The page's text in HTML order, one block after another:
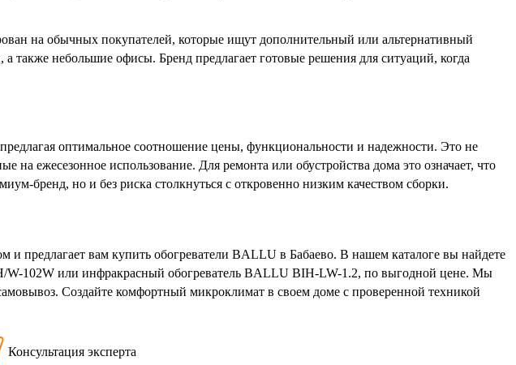
на обычных покупателей, которые ищут дополнительный или альтернативный
также небольшие офисы. Бренд предлагает готовые решения для ситуаций, когда
оптимальное соотношение цены, функциональности и надежности. Это не
на ежесезонное использование. Для ремонта или обустройства дома это означает, что
бренд, но и без риска столкнуться с откровенно низким качеством сборки.
предлагает вам купить обогреватели BALLU в Бабаево. В нашем каталоге вы найдете
W-102W или инфракрасный обогреватель BALLU BIH-LW-1.2, по выгодной цене. Мы
Создайте комфортный микроклимат в своем доме с проверенной техникой
Консультация эксперта